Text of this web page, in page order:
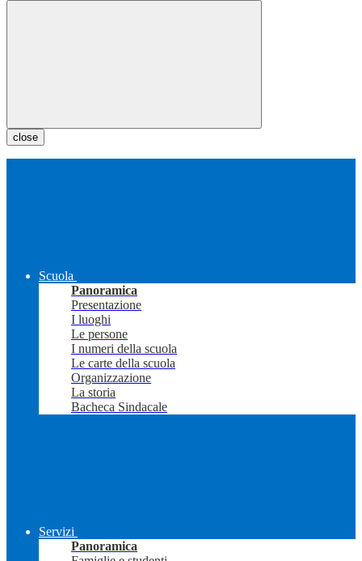
close
Scuola
Panoramica
Presentazione
I luoghi
Le persone
I numeri della scuola
Le carte della scuola
Organizzazione
La storia
Bacheca Sindacale
Servizi
Panoramica